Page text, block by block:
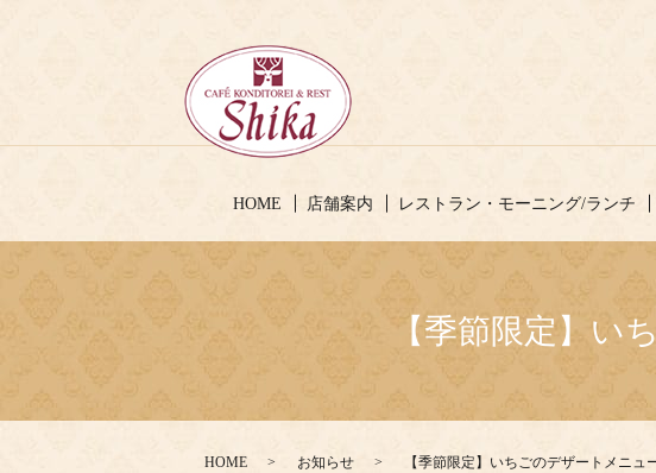
HOME 店舗案内 レストラン・モーニング/ランチ
【季節限定】い
HOME お知らせ 【季節限定】いちごのデザートメニュ